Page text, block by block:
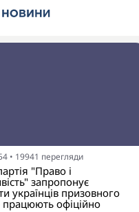
• 19941 перегляди
"Право і
запропонує
українців призовного
працюють офіційно